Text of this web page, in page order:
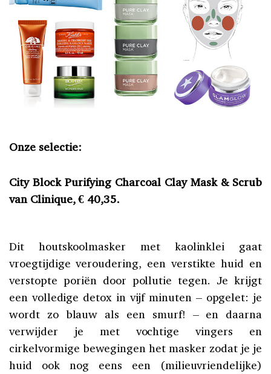
Onze selectie:
City Block Purifying Charcoal Clay Mask & Scrub
van Clinique, € 40,35.
Dit houtskoolmasker met kaolinklei gaat
vroegtijdige veroudering, een verstikte huid en
verstopte poriën door pollutie tegen. Je krijgt
een volledige detox in vijf minuten – opgelet: je
wordt zo blauw als een smurf! – en daarna
verwijder je met vochtige vingers en
cirkelvormige bewegingen het masker zodat je je
huid ook nog eens een (milieuvriendelijke)